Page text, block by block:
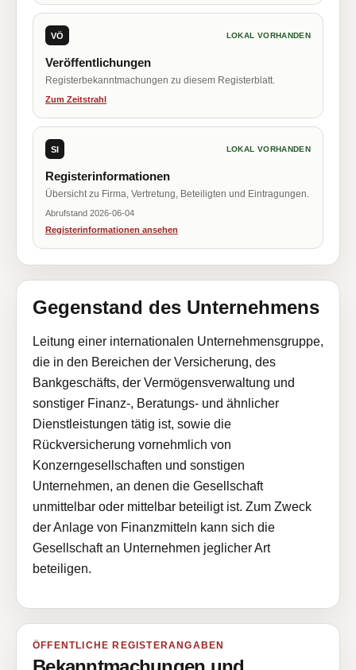
VÖ LOKAL VORHANDEN
Veröffentlichungen
Registerbekanntmachungen zu diesem Registerblatt.
Zum Zeitstrahl
SI LOKAL VORHANDEN
Registerinformationen
Übersicht zu Firma, Vertretung, Beteiligten und Eintragungen.
Abrufstand 2026-06-04
Registerinformationen ansehen
Gegenstand des Unternehmens
Leitung einer internationalen Unternehmensgruppe,
die in den Bereichen der Versicherung, des
Bankgeschäfts, der Vermögensverwaltung und
sonstiger Finanz-, Beratungs- und ähnlicher
Dienstleistungen tätig ist, sowie die
Rückversicherung vornehmlich von
Konzerngesellschaften und sonstigen
Unternehmen, an denen die Gesellschaft
unmittelbar oder mittelbar beteiligt ist. Zum Zweck
der Anlage von Finanzmitteln kann sich die
Gesellschaft an Unternehmen jeglicher Art
beteiligen.
ÖFFENTLICHE REGISTERANGABEN